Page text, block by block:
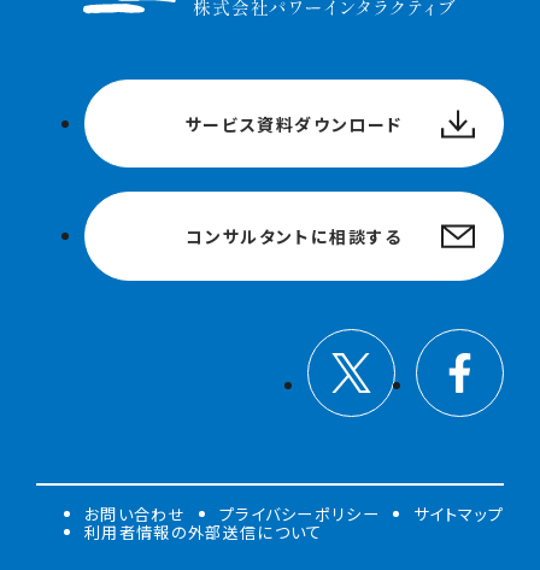
サービス資料ダウンロード
コンサルタントに相談する
お問い合わせ プライバシーポリシー サイトマップ
利用者情報の外部送信について